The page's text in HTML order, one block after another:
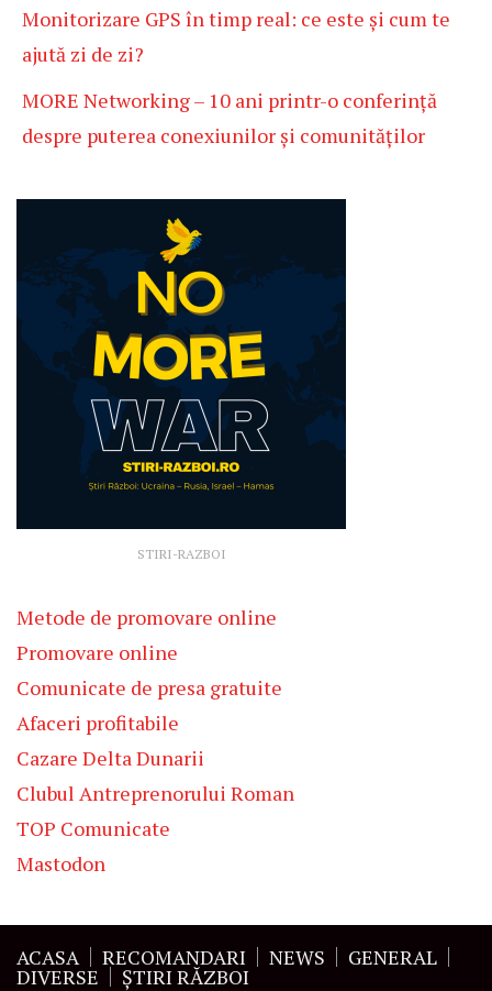
Monitorizare GPS în timp real: ce este și cum te
ajută zi de zi?
MORE Networking – 10 ani printr-o conferință
despre puterea conexiunilor și comunităților
STIRI-RAZBOI
Metode de promovare online
Promovare online
Comunicate de presa gratuite
Afaceri profitabile
Cazare Delta Dunarii
Clubul Antreprenorului Roman
TOP Comunicate
Mastodon
ACASA RECOMANDARI NEWS GENERAL
DIVERSE ŞTIRI RĂZBOI